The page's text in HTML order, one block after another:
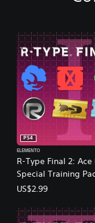
R-Type Final 2: Ace
Special Training
PS4
ELEMENTO
US$2.99